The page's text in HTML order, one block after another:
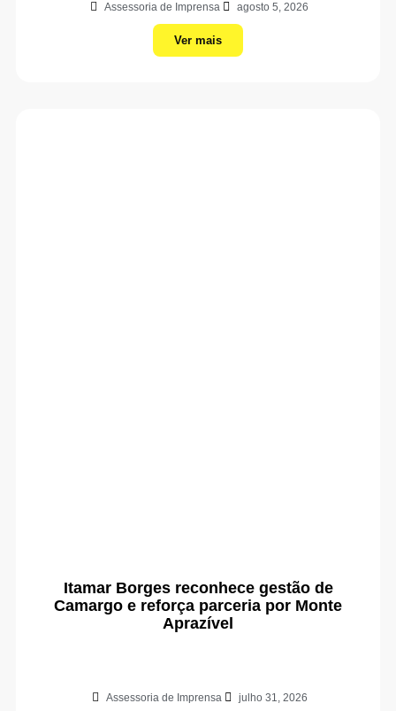
Assessoria de Imprensa agosto 5, 2026
Ver mais
Itamar Borges reconhece gestão de
Camargo e reforça parceria por Monte
Aprazível
Assessoria de Imprensa julho 31, 2026